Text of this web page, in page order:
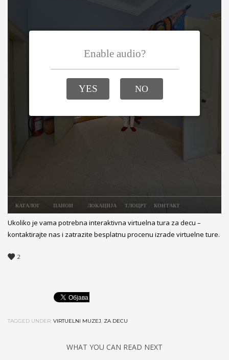
Ukoliko je vama potrebna interaktivna virtuelna tura za decu –
kontaktirajte nas i zatrazite besplatnu procenu izrade virtuelne ture.
2
TAGGED UNDER: VIRTUELNI MUZEJ, ZA DECU
WHAT YOU CAN READ NEXT